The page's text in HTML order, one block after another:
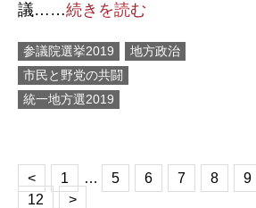
議……続きを読む
参議院選挙2019
地方政治
市民と野党の共闘
統一地方選2019
< 1 … 5 6 7 8 9
12
>